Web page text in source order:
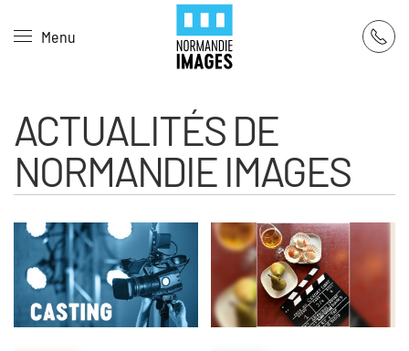
Skip to main content
Menu
ACTUALITÉS DE
NORMANDIE IMAGES
Panneau de gestion des cookies